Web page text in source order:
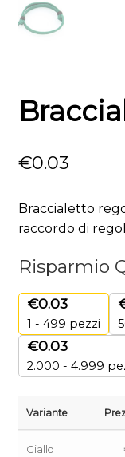
€0.03
Braccialetto
raccordo di
Risparmio
€0.03
1 - 499 pezzi
€0.03
2.000 - 4.999
Variante
Giallo